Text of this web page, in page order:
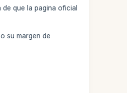
que la pagina oficial
su margen de